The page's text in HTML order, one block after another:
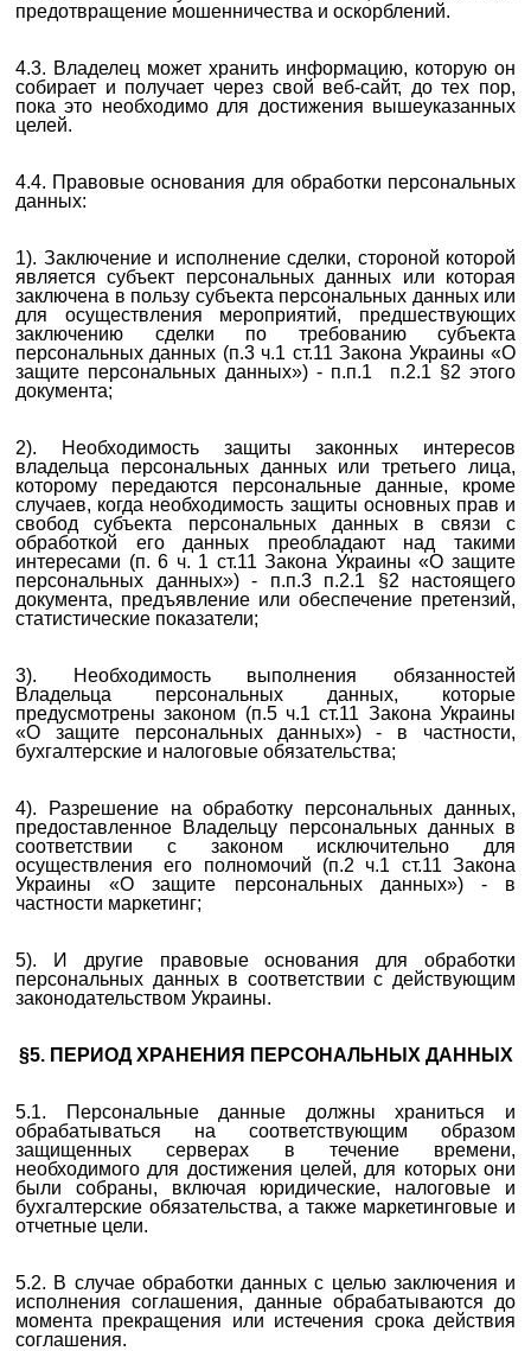
предотвращение мошенничества и оскорблений.
4.3. Владелец может хранить информацию, которую он
собирает и получает через свой веб-сайт, до тех пор,
пока это необходимо для достижения вышеуказанных
целей.
4.4. Правовые основания для обработки персональных
данных:
1). Заключение и исполнение сделки, стороной которой
является субъект персональных данных или которая
заключена в пользу субъекта персональных данных или
для осуществления мероприятий, предшествующих
заключению сделки по требованию субъекта
персональных данных (п.3 ч.1 ст.11 Закона Украины «О
защите персональных данных») - п.п.1 п.2.1 §2 этого
документа;
2). Необходимость защиты законных интересов
владельца персональных данных или третьего лица,
которому передаются персональные данные, кроме
случаев, когда необходимость защиты основных прав и
свобод субъекта персональных данных в связи с
обработкой его данных преобладают над такими
интересами (п. 6 ч. 1 ст.11 Закона Украины «О защите
персональных данных») - п.п.3 п.2.1 §2 настоящего
документа, предъявление или обеспечение претензий,
статистические показатели;
3). Необходимость выполнения обязанностей
Владельца персональных данных, которые
предусмотрены законом (п.5 ч.1 ст.11 Закона Украины
«О защите персональных данных») - в частности,
бухгалтерские и налоговые обязательства;
4). Разрешение на обработку персональных данных,
предоставленное Владельцу персональных данных в
соответствии с законом исключительно для
осуществления его полномочий (п.2 ч.1 ст.11 Закона
Украины «О защите персональных данных») - в
частности маркетинг;
5). И другие правовые основания для обработки
персональных данных в соответствии с действующим
законодательством Украины.
§5. ПЕРИОД ХРАНЕНИЯ ПЕРСОНАЛЬНЫХ ДАННЫХ
5.1. Персональные данные должны храниться и
обрабатываться на соответствующим образом
защищенных серверах в течение времени,
необходимого для достижения целей, для которых они
были собраны, включая юридические, налоговые и
бухгалтерские обязательства, а также маркетинговые и
отчетные цели.
5.2. В случае обработки данных с целью заключения и
исполнения соглашения, данные обрабатываются до
момента прекращения или истечения срока действия
соглашения.